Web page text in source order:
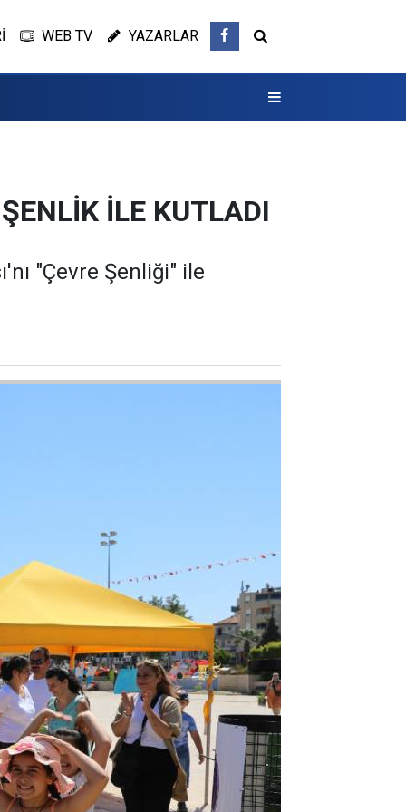
WEB TV YAZARLAR
İLE KUTLADI
"Çevre Şenliği" ile